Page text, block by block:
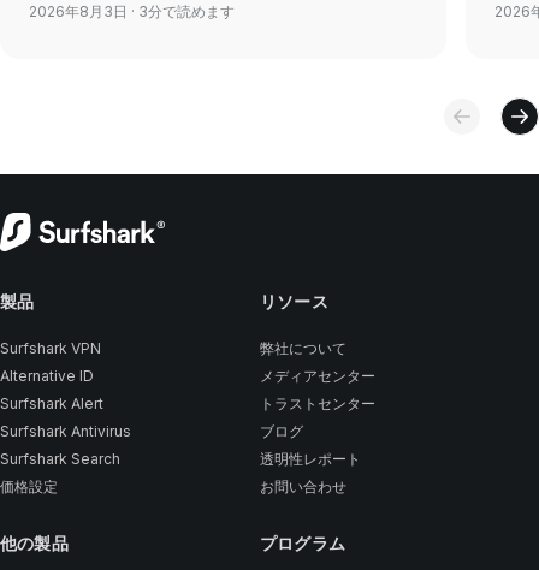
2026年8月3日 · 3分で読めます 2026
製品
Surfshark VPN
Alternative ID
Surfshark Alert
Surfshark Antivirus
Surfshark Search
価格設定
他の製品
リソース
弊社について
メディアセンター
トラストセンター
ブログ
透明性レポート
お問い合わせ
プログラム